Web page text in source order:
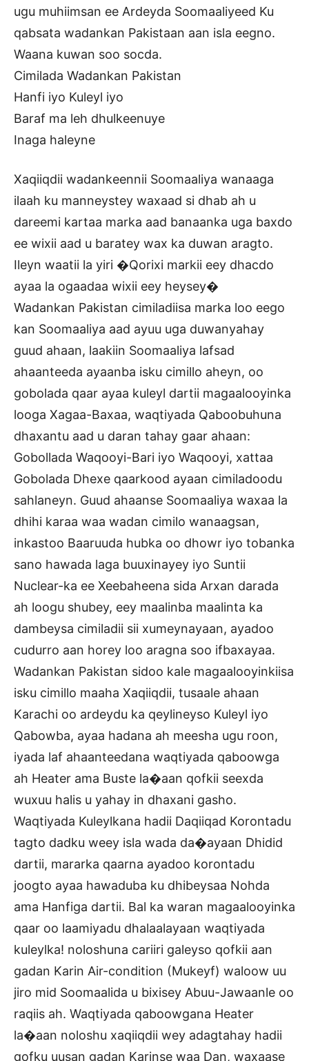
ugu muhiimsan ee Ardeyda Soomaaliyeed Ku
qabsata wadankan Pakistaan aan isla eegno.
Waana kuwan soo socda.
Cimilada Wadankan Pakistan
Hanfi iyo Kuleyl iyo
Baraf ma leh dhulkeenuye
Inaga haleyne
Xaqiiqdii wadankeennii Soomaaliya wanaaga
ilaah ku manneystey waxaad si dhab ah u
dareemi kartaa marka aad banaanka uga baxdo
ee wixii aad u baratey wax ka duwan aragto.
Ileyn waatii la yiri �Qorixi markii eey dhacdo
ayaa la ogaadaa wixii eey heysey�
Wadankan Pakistan cimiladiisa marka loo eego
kan Soomaaliya aad ayuu uga duwanyahay
guud ahaan, laakiin Soomaaliya lafsad
ahaanteeda ayaanba isku cimillo aheyn, oo
gobolada qaar ayaa kuleyl dartii magaalooyinka
looga Xagaa-Baxaa, waqtiyada Qaboobuhuna
dhaxantu aad u daran tahay gaar ahaan:
Gobollada Waqooyi-Bari iyo Waqooyi, xattaa
Gobolada Dhexe qaarkood ayaan cimiladoodu
sahlaneyn. Guud ahaanse Soomaaliya waxaa la
dhihi karaa waa wadan cimilo wanaagsan,
inkastoo Baaruuda hubka oo dhowr iyo tobanka
sano hawada laga buuxinayey iyo Suntii
Nuclear-ka ee Xeebaheena sida Arxan darada
ah loogu shubey, eey maalinba maalinta ka
dambeysa cimiladii sii xumeynayaan, ayadoo
cudurro aan horey loo aragna soo ifbaxayaa.
Wadankan Pakistan sidoo kale magaalooyinkiisa
isku cimillo maaha Xaqiiqdii, tusaale ahaan
Karachi oo ardeydu ka qeylineyso Kuleyl iyo
Qabowba, ayaa hadana ah meesha ugu roon,
iyada laf ahaanteedana waqtiyada qaboowga
ah Heater ama Buste la�aan qofkii seexda
wuxuu halis u yahay in dhaxani gasho.
Waqtiyada Kuleylkana hadii Daqiiqad Korontadu
tagto dadku weey isla wada da�ayaan Dhidid
dartii, mararka qaarna ayadoo korontadu
joogto ayaa hawaduba ku dhibeysaa Nohda
ama Hanfiga dartii. Bal ka waran magaalooyinka
qaar oo laamiyadu dhalaalayaan waqtiyada
kuleylka! noloshuna cariiri galeyso qofkii aan
gadan Karin Air-condition (Mukeyf) waloow uu
jiro mid Soomaalida u bixisey Abuu-Jawaanle oo
raqiis ah. Waqtiyada qaboowgana Heater
la�aan noloshu xaqiiqdii wey adagtahay hadii
qofku uusan gadan Karinse waa Dan, waxaase